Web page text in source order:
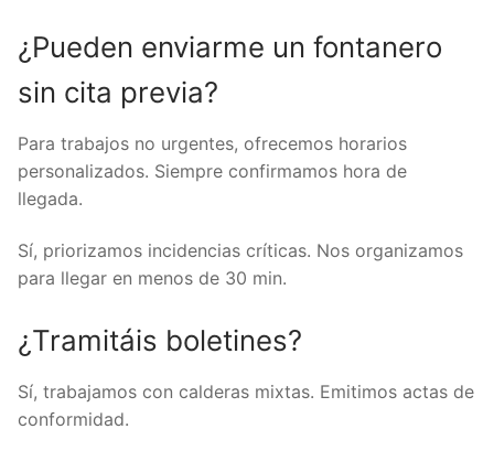
¿Pueden enviarme un fontanero
sin cita previa?
Para trabajos no urgentes, ofrecemos horarios
personalizados. Siempre confirmamos hora de
llegada.
Sí, priorizamos incidencias críticas. Nos organizamos
para llegar en menos de 30 min.
¿Tramitáis boletines?
Sí, trabajamos con calderas mixtas. Emitimos actas de
conformidad.